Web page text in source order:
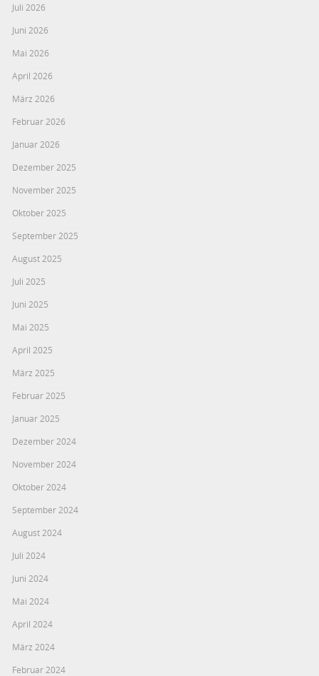
Juli 2026
Juni 2026
Mai 2026
April 2026
März 2026
Februar 2026
Januar 2026
Dezember 2025
November 2025
Oktober 2025
September 2025
August 2025
Juli 2025
Juni 2025
Mai 2025
April 2025
März 2025
Februar 2025
Januar 2025
Dezember 2024
November 2024
Oktober 2024
September 2024
August 2024
Juli 2024
Juni 2024
Mai 2024
April 2024
März 2024
Februar 2024